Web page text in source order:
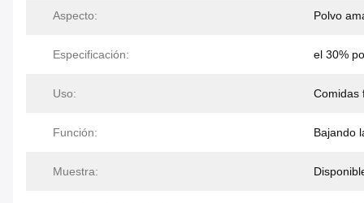
Aspecto: Polvo
Especificación: el 30%
Uso: Comidas
Función: Bajando
Muestra: